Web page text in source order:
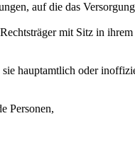
auf die das
mit Sitz in
hauptamtlich oder
Personen,